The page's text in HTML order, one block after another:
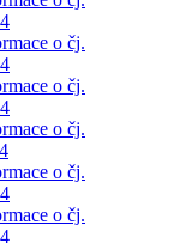
o čj.
o čj.
o čj.
o čj.
o čj.